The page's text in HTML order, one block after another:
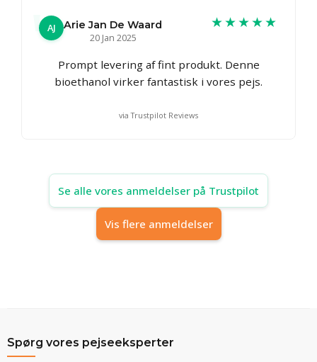
AJ
Arie Jan De Waard
20 Jan 2025
★★★★★
Prompt levering af fint produkt. Denne
bioethanol virker fantastisk i vores pejs.
via Trustpilot Reviews
Se alle vores anmeldelser på Trustpilot
Vis flere anmeldelser
Spørg vores pejseeksperter